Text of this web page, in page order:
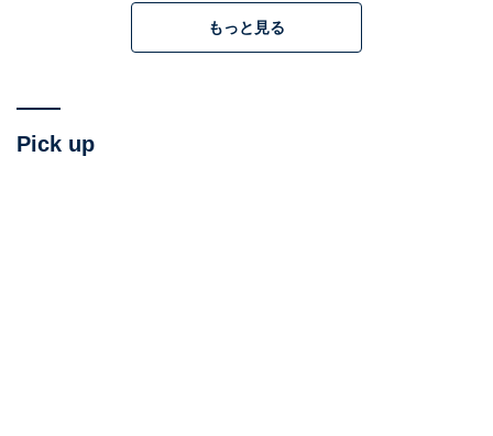
もっと見る
Pick up